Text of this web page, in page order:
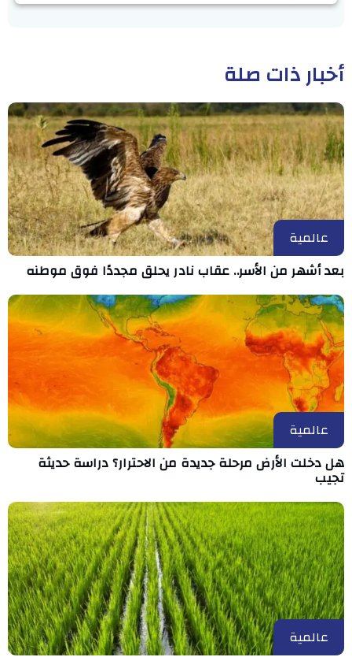
أخبار ذات صلة
عالمية
بعد أشهر من الأسر.. عقاب نادر يحلق مجددًا فوق موطنه
عالمية
هل دخلت الأرض مرحلة جديدة من الاحترار؟ دراسة حديثة
تجيب
عالمية